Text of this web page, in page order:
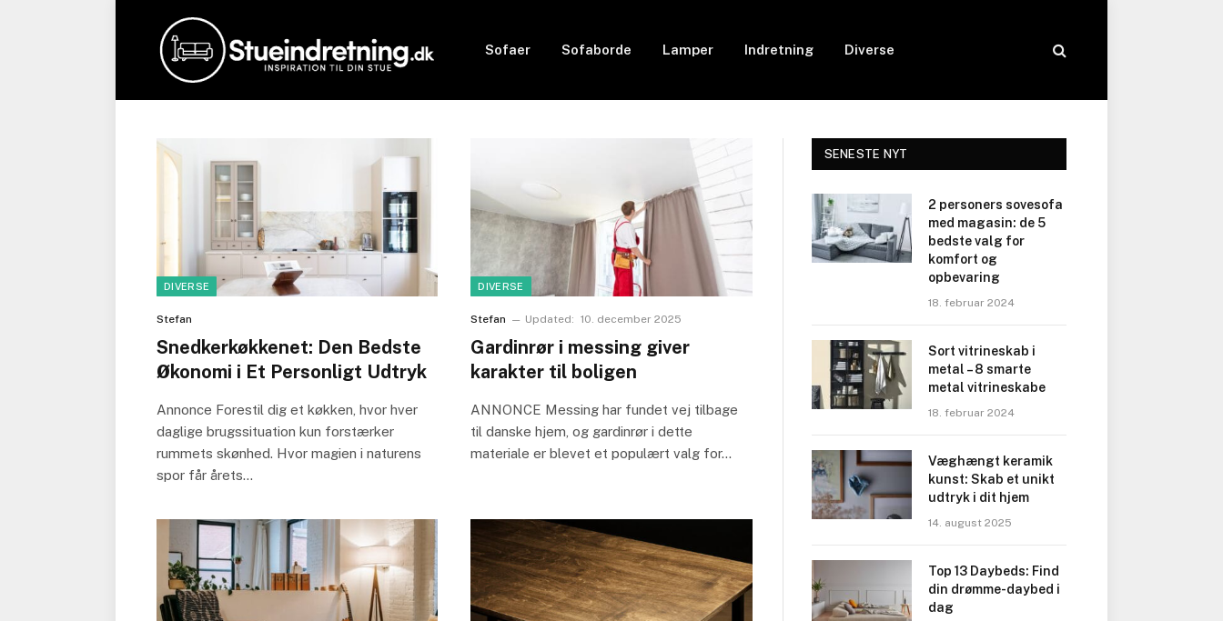
Sofaer Sofaborde Lamper Indretning Diverse
DIVERSE
Stefan
Snedkerkøkkenet: Den Bedste
Økonomi i Et Personligt Udtryk
Annonce Forestil dig et køkken, hvor hver
daglige brugssituation kun forstærker
rummets skønhed. Hvor magien i naturens
spor får årets…
DIVERSE
Stefan Updated: 10. december 2025
Gardinrør i messing giver
karakter til boligen
ANNONCE Messing har fundet vej tilbage
til danske hjem, og gardinrør i dette
materiale er blevet et populært valg for…
SENESTE NYT
2 personers sovesofa
med magasin: de 5
bedste valg for
komfort og
opbevaring
18. februar 2024
Sort vitrineskab i
metal – 8 smarte
metal vitrineskabe
18. februar 2024
Væghængt keramik
kunst: Skab et unikt
udtryk i dit hjem
14. august 2025
Top 13 Daybeds: Find
din drømme-daybed i
dag